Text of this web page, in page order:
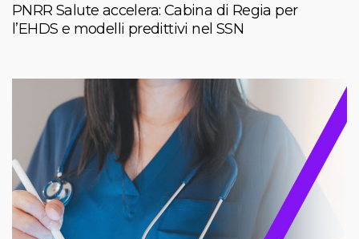
PNRR Salute accelera: Cabina di Regia per
l’EHDS e modelli predittivi nel SSN